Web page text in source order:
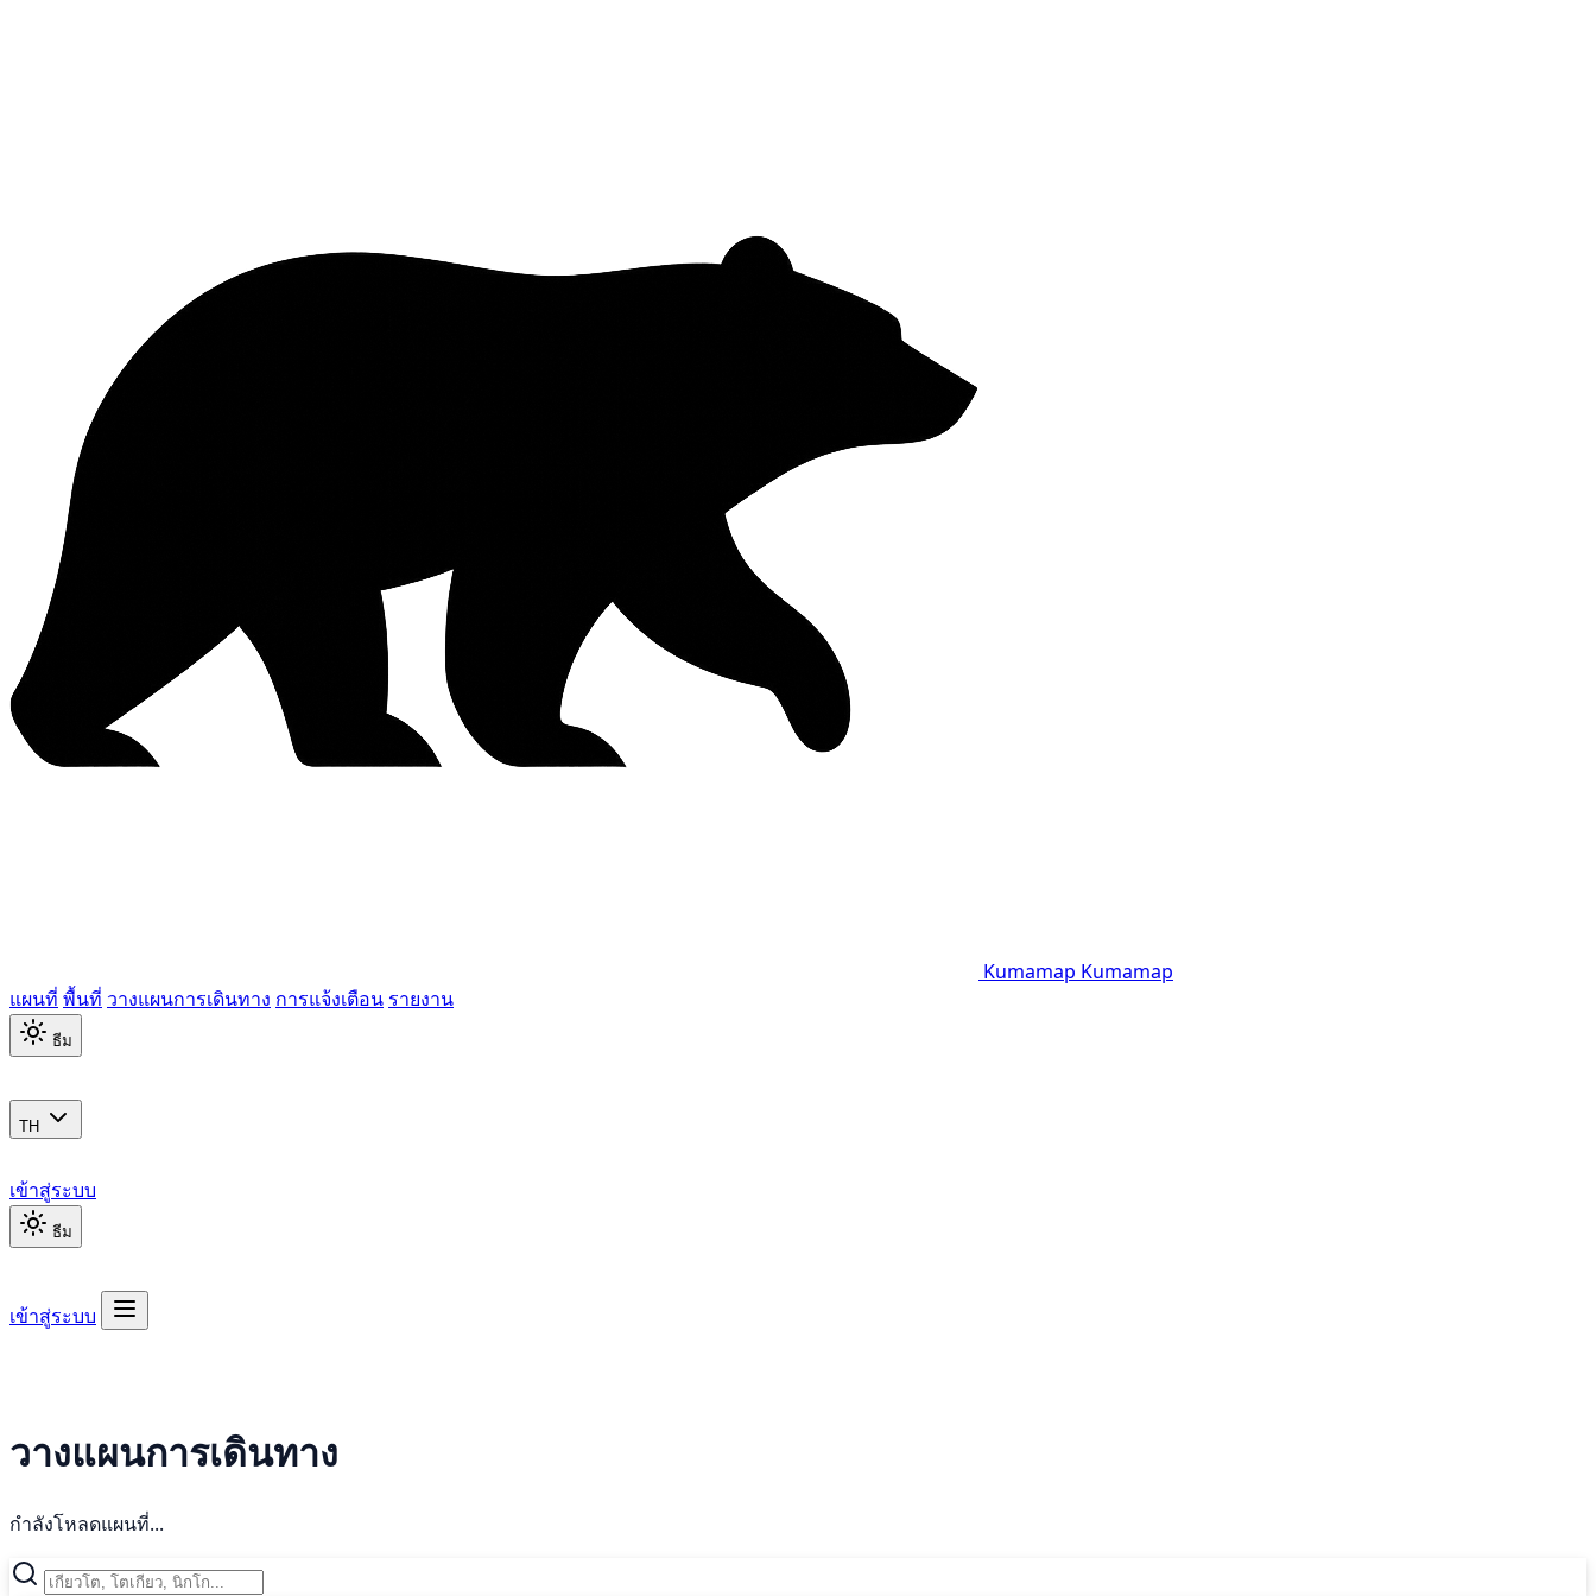
Kumamap Kumamap
แผนที่ พื้นที่ วางแผนการเดินทาง การแจ้งเตือน รายงาน
ธีม
TH
เข้าสู่ระบบ
ธีม
เข้าสู่ระบบ
วางแผนการเดินทาง
กำลังโหลดแผนที่...